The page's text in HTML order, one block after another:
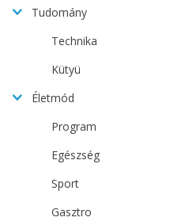
Tudomány
Technika
Kütyü
Életmód
Program
Egészség
Sport
Gasztro